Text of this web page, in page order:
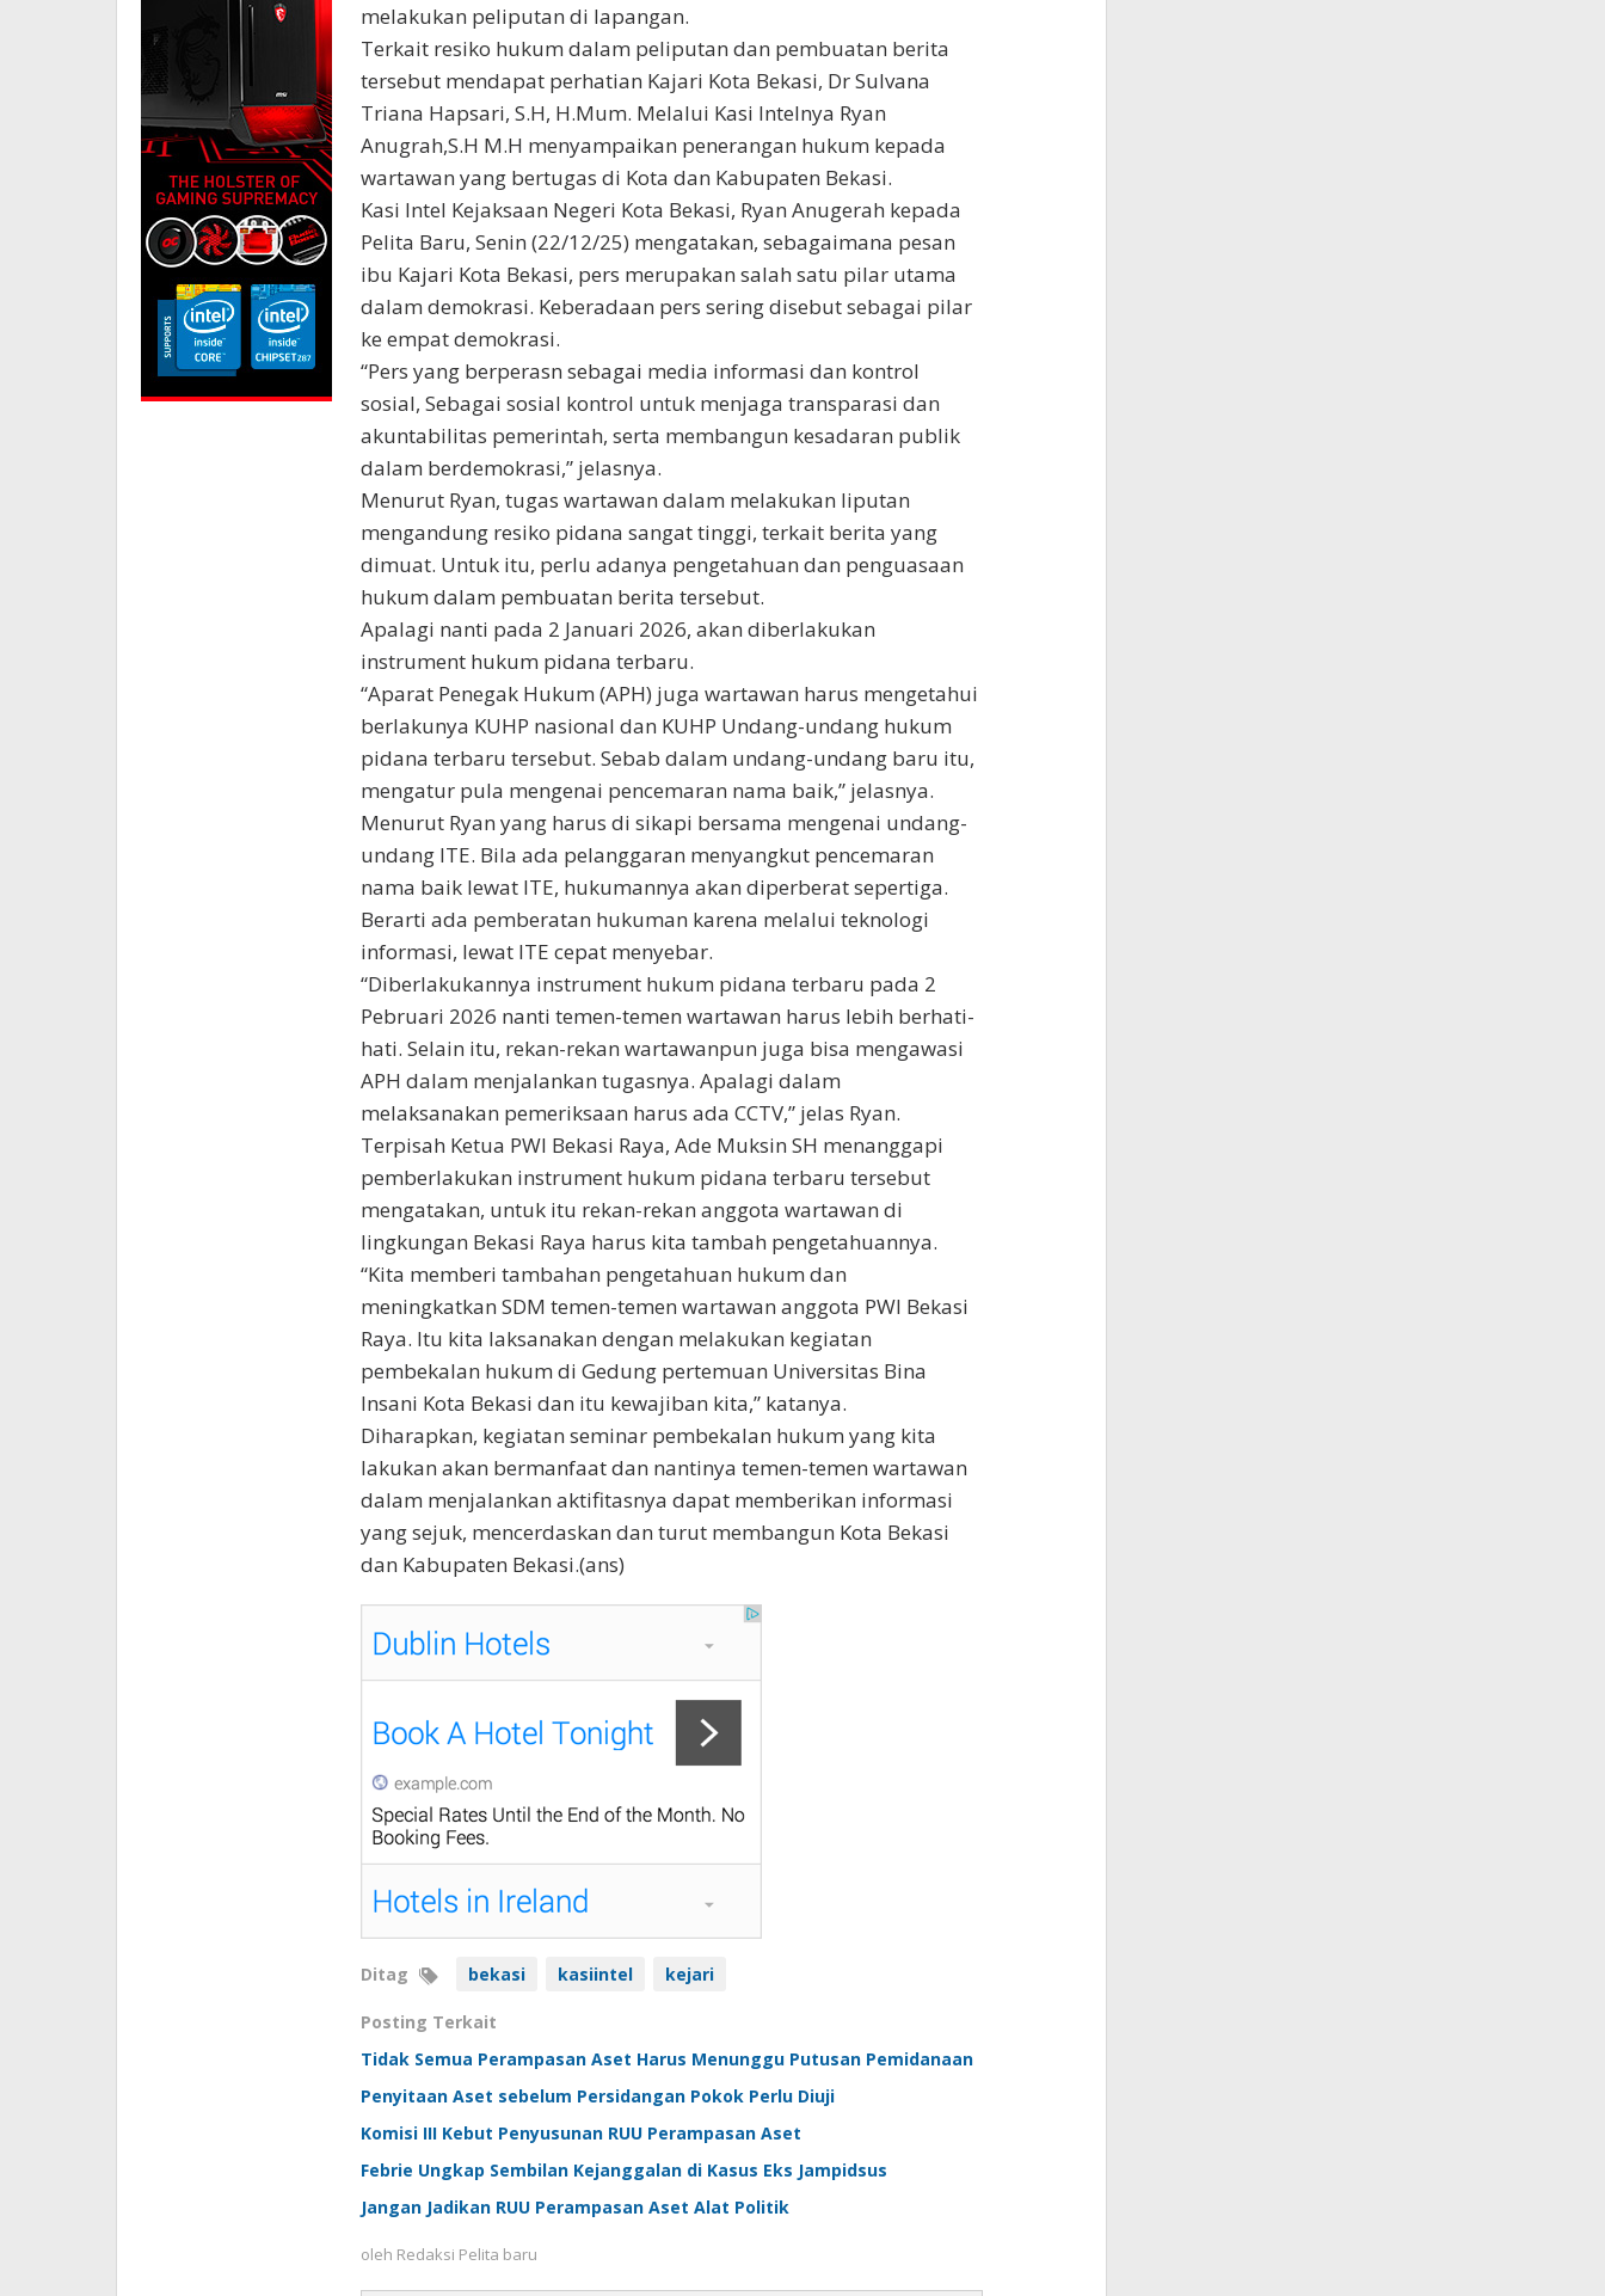
melakukan peliputan di lapangan.
Terkait resiko hukum dalam peliputan dan pembuatan berita
tersebut mendapat perhatian Kajari Kota Bekasi, Dr Sulvana
Triana Hapsari, S.H, H.Mum. Melalui Kasi Intelnya Ryan
Anugrah,S.H M.H menyampaikan penerangan hukum kepada
wartawan yang bertugas di Kota dan Kabupaten Bekasi.
Kasi Intel Kejaksaan Negeri Kota Bekasi, Ryan Anugerah kepada
Pelita Baru, Senin (22/12/25) mengatakan, sebagaimana pesan
ibu Kajari Kota Bekasi, pers merupakan salah satu pilar utama
dalam demokrasi. Keberadaan pers sering disebut sebagai pilar
ke empat demokrasi.
“Pers yang berperasn sebagai media informasi dan kontrol
sosial, Sebagai sosial kontrol untuk menjaga transparasi dan
akuntabilitas pemerintah, serta membangun kesadaran publik
dalam berdemokrasi,” jelasnya.
Menurut Ryan, tugas wartawan dalam melakukan liputan
mengandung resiko pidana sangat tinggi, terkait berita yang
dimuat. Untuk itu, perlu adanya pengetahuan dan penguasaan
hukum dalam pembuatan berita tersebut.
Apalagi nanti pada 2 Januari 2026, akan diberlakukan
instrument hukum pidana terbaru.
“Aparat Penegak Hukum (APH) juga wartawan harus mengetahui
berlakunya KUHP nasional dan KUHP Undang-undang hukum
pidana terbaru tersebut. Sebab dalam undang-undang baru itu,
mengatur pula mengenai pencemaran nama baik,” jelasnya.
Menurut Ryan yang harus di sikapi bersama mengenai undang-
undang ITE. Bila ada pelanggaran menyangkut pencemaran
nama baik lewat ITE, hukumannya akan diperberat sepertiga.
Berarti ada pemberatan hukuman karena melalui teknologi
informasi, lewat ITE cepat menyebar.
“Diberlakukannya instrument hukum pidana terbaru pada 2
Pebruari 2026 nanti temen-temen wartawan harus lebih berhati-
hati. Selain itu, rekan-rekan wartawanpun juga bisa mengawasi
APH dalam menjalankan tugasnya. Apalagi dalam
melaksanakan pemeriksaan harus ada CCTV,” jelas Ryan.
Terpisah Ketua PWI Bekasi Raya, Ade Muksin SH menanggapi
pemberlakukan instrument hukum pidana terbaru tersebut
mengatakan, untuk itu rekan-rekan anggota wartawan di
lingkungan Bekasi Raya harus kita tambah pengetahuannya.
“Kita memberi tambahan pengetahuan hukum dan
meningkatkan SDM temen-temen wartawan anggota PWI Bekasi
Raya. Itu kita laksanakan dengan melakukan kegiatan
pembekalan hukum di Gedung pertemuan Universitas Bina
Insani Kota Bekasi dan itu kewajiban kita,” katanya.
Diharapkan, kegiatan seminar pembekalan hukum yang kita
lakukan akan bermanfaat dan nantinya temen-temen wartawan
dalam menjalankan aktifitasnya dapat memberikan informasi
yang sejuk, mencerdaskan dan turut membangun Kota Bekasi
dan Kabupaten Bekasi.(ans)
Ditag bekasi kasiintel kejari
Posting Terkait
Tidak Semua Perampasan Aset Harus Menunggu Putusan Pemidanaan
Penyitaan Aset sebelum Persidangan Pokok Perlu Diuji
Komisi III Kebut Penyusunan RUU Perampasan Aset
Febrie Ungkap Sembilan Kejanggalan di Kasus Eks Jampidsus
Jangan Jadikan RUU Perampasan Aset Alat Politik
oleh Redaksi Pelita baru